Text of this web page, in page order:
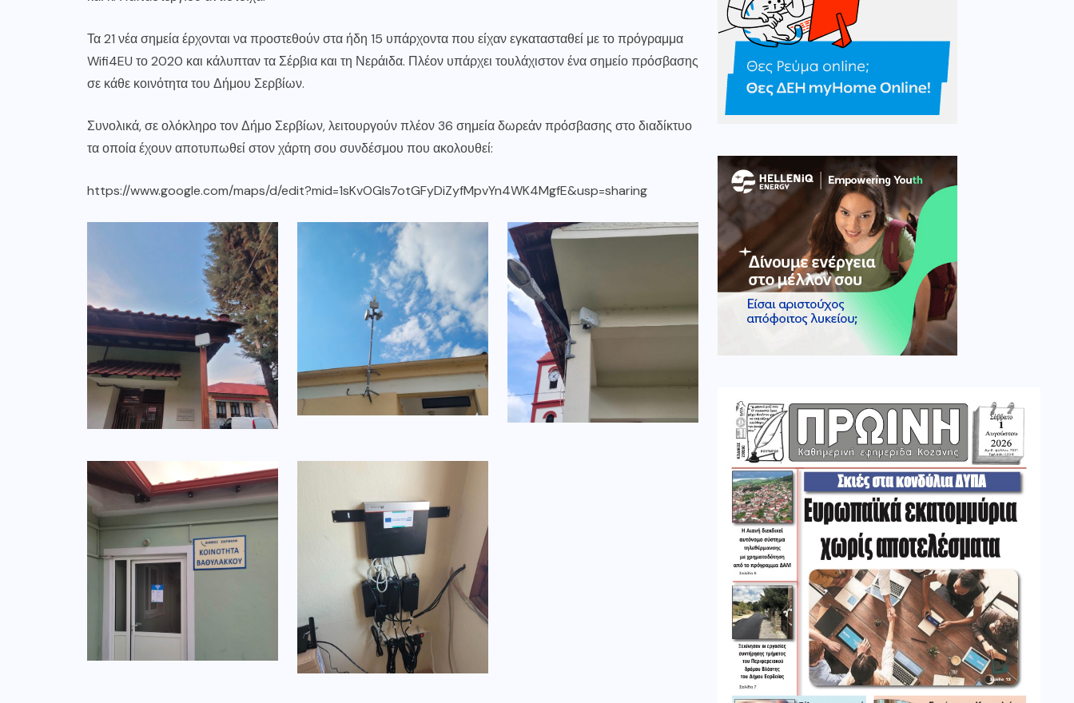
Τα 21 νέα σημεία έρχονται να προστεθούν στα ήδη 15 υπάρχοντα που είχαν εγκατασταθεί με το πρόγραμμα
Wifi4EU το 2020 και κάλυπταν τα Σέρβια και τη Νεράιδα. Πλέον υπάρχει τουλάχιστον ένα σημείο πρόσβασης
σε κάθε κοινότητα του Δήμου Σερβίων.
Συνολικά, σε ολόκληρο τον Δήμο Σερβίων, λειτουργούν πλέον 36 σημεία δωρεάν πρόσβασης στο διαδίκτυο
τα οποία έχουν αποτυπωθεί στον χάρτη σου συνδέσμου που ακολουθεί:
https://www.google.com/maps/d/edit?mid=1sKvOGIs7otGFyDiZyfMpvYn4WK4MgfE&usp=sharing